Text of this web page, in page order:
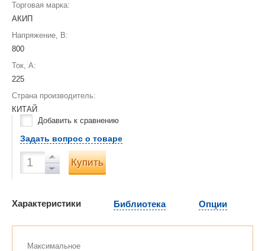
Торговая марка:
АКИП
Напряжение, В:
800
Ток, А:
225
Страна производитель:
КИТАЙ
Добавить к сравнению
Задать вопрос о товаре
Купить
Характеристики Библиотека Опции
Максимальное